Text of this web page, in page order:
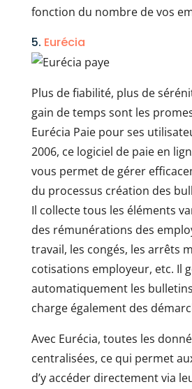
fonction du nombre de vos
5. Eurécia
Plus de fiabilité, plus de
gain de temps sont les
Eurécia Paie pour ses
2006, ce logiciel de paie en
vous permet de gérer
du processus création des
Il collecte tous les éléments
des rémunérations des
travail, les congés, les arrêts
cotisations employeur, etc. Il
automatiquement les
charge également des
Avec Eurécia, toutes les
centralisées, ce qui permet
d’y accéder directement via